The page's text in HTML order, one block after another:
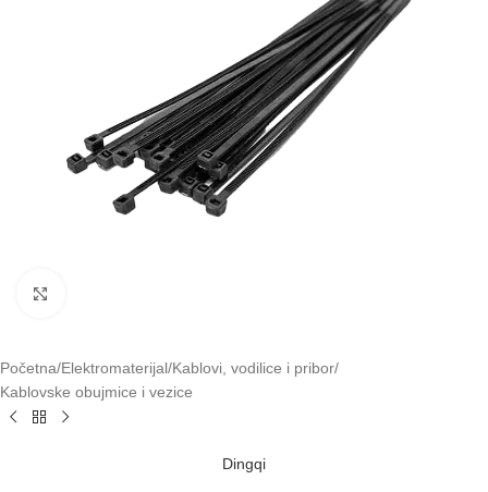
Početna/Elektromaterijal/Kablovi, vodilice i pribor/
Kablovske obujmice i vezice
Dingqi